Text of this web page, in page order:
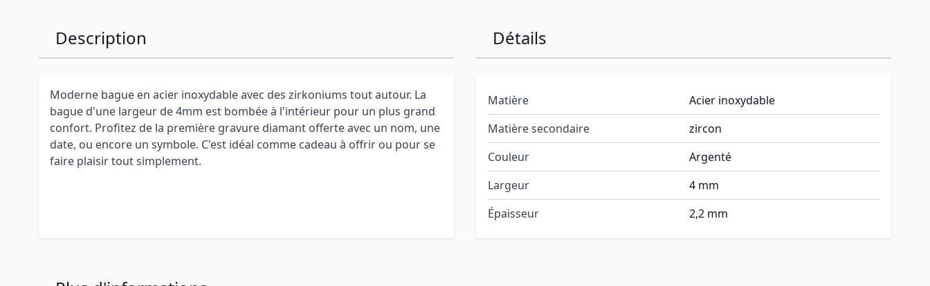
Description
Moderne bague en acier inoxydable avec des zirkoniums tout autour. La
bague d'une largeur de 4mm est bombée à l'intérieur pour un plus grand
confort. Profitez de la première gravure diamant offerte avec un nom, une
date, ou encore un symbole. C'est idéal comme cadeau à offrir ou pour se
faire plaisir tout simplement.
Détails
Matière
Acier inoxydable
Matière secondaire
zircon
Couleur
Argenté
Largeur
4 mm
Épaisseur
2,2 mm